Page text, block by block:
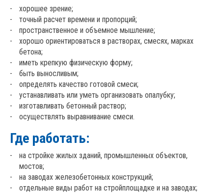
хорошее зрение;
точный расчет времени и пропорций;
пространственное и объемное мышление;
хорошо ориентироваться в растворах, смесях, марках
бетона;
иметь крепкую физическую форму;
быть выносливым;
определять качество готовой смеси;
устанавливать или уметь организовать опалубку;
изготавливать бетонный раствор;
осуществлять выравнивание смеси.
Где работать:
на стройке жилых зданий, промышленных объектов,
мостов;
на заводах железобетонных конструкций;
отдельные виды работ на стройплощадке и на заводах;